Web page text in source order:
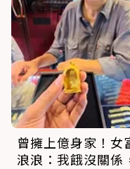
曾擁上億身家！女
浪浪：我餓沒關係